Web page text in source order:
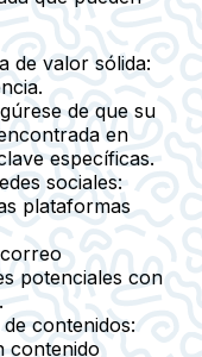
de valor sólida:
de que su
en
específicas.
sociales:
plataformas
potenciales con
contenidos:
contenido